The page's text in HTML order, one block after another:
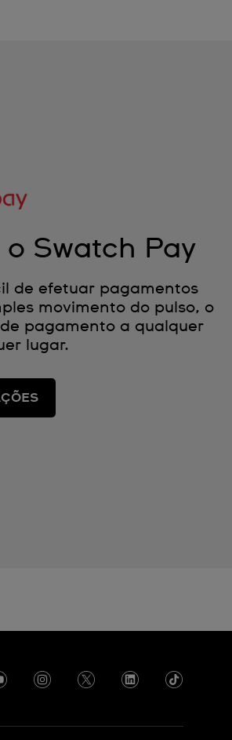
o Swatch Pay
de efetuar pagamentos
movimento do pulso, o
pagamento a qualquer
lugar.